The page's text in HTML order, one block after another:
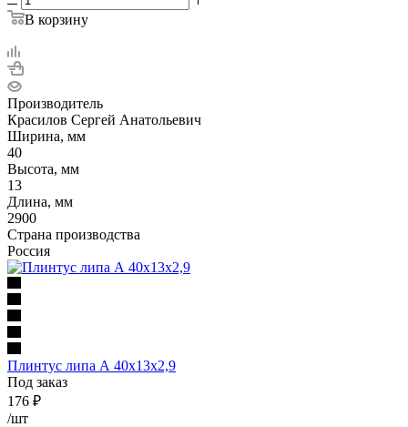
В корзину
Производитель
Красилов Сергей Анатольевич
Ширина, мм
40
Высота, мм
13
Длина, мм
2900
Страна производства
Россия
Плинтус липа А 40х13х2,9
Под заказ
176 ₽
/шт